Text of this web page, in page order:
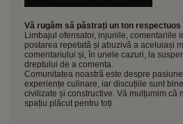
Vă rugăm să păstrați un ton
Limbajul ofensator, injuriile, comentariile
postarea repetată și abuzivă a aceluiași
comentariului și, în unele cazuri, la
dreptului de a comenta.
Comunitatea noastră este despre
experiențe culinare, iar discuțiile sunt
civilizate și constructive. Vă mulțumim că
spațiu plăcut pentru toți